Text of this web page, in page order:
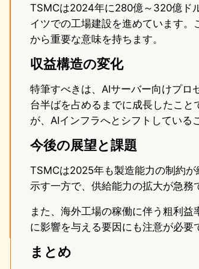
TSMCは2024年に280億～320億ド
イツでの工場建設を進めています
から重要な意味を持ちます。
収益構造の変化
特筆すべきは、AIサーバー向けプ
台半ばを占めるまでに成長したこ
が、AIインフラへとシフトしている
今後の展望と課題
TSMCは2025年も製造能力の制約
示す一方で、供給能力の拡大が急務
また、海外工場の稼働に伴う粗利
に影響を与える要因にも注意が必要
まとめ